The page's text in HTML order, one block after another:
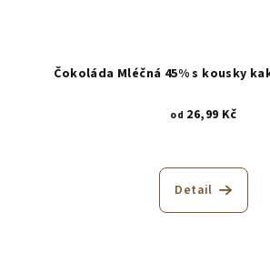
Čokoláda Mléčná 45% s kousky
od 26,99 Kč
hodnocení
produktu
Detail